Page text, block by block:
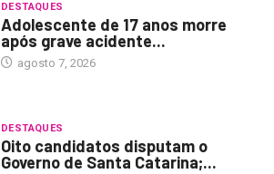
DESTAQUES
Adolescente de 17 anos morre
após grave acidente...
agosto 7, 2026
DESTAQUES
Oito candidatos disputam o
Governo de Santa Catarina;...